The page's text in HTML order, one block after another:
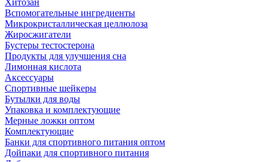
Хитозан
Вспомогательные ингредиенты
Микрокристаллическая целлюлоза
Жиросжигатели
Бустеры тестостерона
Продукты для улучшения сна
Лимонная кислота
Аксессуары
Спортивные шейкеры
Бутылки для воды
Упаковка и комплектующие
Мерные ложки оптом
Комплектующие
Банки для спортивного питания оптом
Дойпаки для спортивного питания